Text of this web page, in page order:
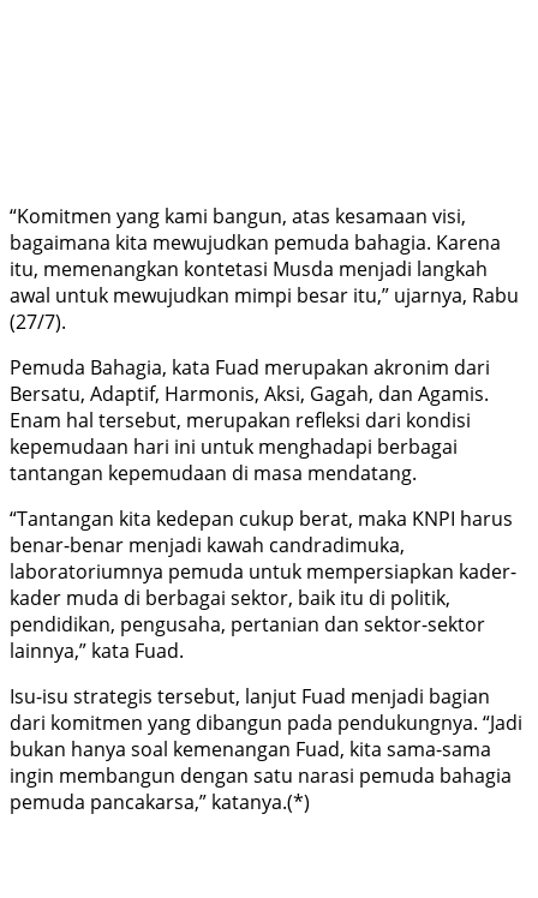
“Komitmen yang kami bangun, atas kesamaan visi,
bagaimana kita mewujudkan pemuda bahagia. Karena
itu, memenangkan kontetasi Musda menjadi langkah
awal untuk mewujudkan mimpi besar itu,” ujarnya, Rabu
(27/7).
Pemuda Bahagia, kata Fuad merupakan akronim dari
Bersatu, Adaptif, Harmonis, Aksi, Gagah, dan Agamis.
Enam hal tersebut, merupakan refleksi dari kondisi
kepemudaan hari ini untuk menghadapi berbagai
tantangan kepemudaan di masa mendatang.
“Tantangan kita kedepan cukup berat, maka KNPI harus
benar-benar menjadi kawah candradimuka,
laboratoriumnya pemuda untuk mempersiapkan kader-
kader muda di berbagai sektor, baik itu di politik,
pendidikan, pengusaha, pertanian dan sektor-sektor
lainnya,” kata Fuad.
Isu-isu strategis tersebut, lanjut Fuad menjadi bagian
dari komitmen yang dibangun pada pendukungnya. “Jadi
bukan hanya soal kemenangan Fuad, kita sama-sama
ingin membangun dengan satu narasi pemuda bahagia
pemuda pancakarsa,” katanya.(*)